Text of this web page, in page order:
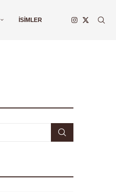
İSIMLER